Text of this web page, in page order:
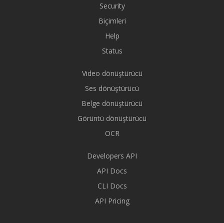
Security
Biçimleri
Help
Status
Video dönüştürücü
Ses dönüştürücü
Belge dönüştürücü
Görüntü dönüştürücü
OCR
Developers API
API Docs
CLI Docs
API Pricing